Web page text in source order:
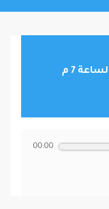
موجز أخبار الساعة 7 م
00:00